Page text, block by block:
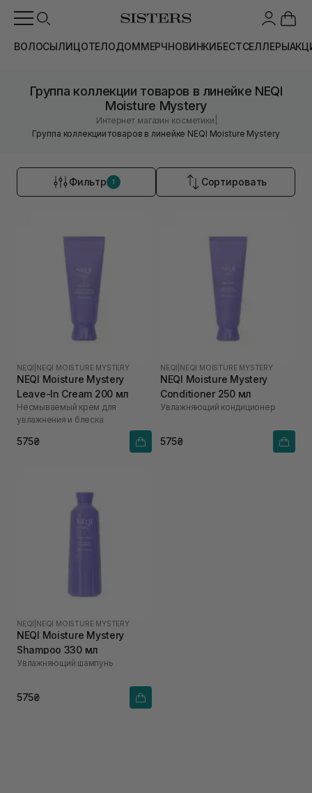
ВОЛОСЫЛИЦОТЕЛОДОММЕРЧНОВИНКИБЕСТСЕЛЛЕРЫ
Группа коллекции товаров в линейке NEQI
Moisture Mystery
Интернет магазин косметики
Группа коллекции товаров в линейке NEQI Moisture Mystery
Фильтр 1 Сортировать
NEQI NEQI MOISTURE MYSTERY
NEQI Moisture Mystery
Leave-In Cream 200 мл
Несмываемый крем для
увлажнения и блеска
575₴
NEQI NEQI MOISTURE MYSTERY
NEQI Moisture Mystery
Conditioner 250 мл
Увлажняющий кондиционер
575₴
NEQI NEQI MOISTURE MYSTERY
NEQI Moisture Mystery
Shampoo 330 мл
Увлажняющий шампунь
575₴